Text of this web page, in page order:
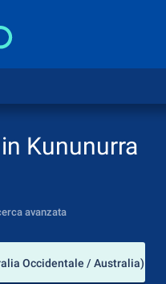
Kununurra
avanzata
Occidentale / Australia)